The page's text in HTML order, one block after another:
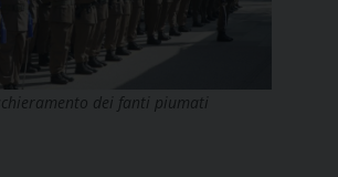
dei fanti piumati